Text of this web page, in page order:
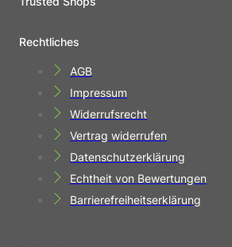
Rechtliches
AGB
Impressum
Widerrufsrecht
Vertrag widerrufen
Datenschutzerklärung
Echtheit von Bewertungen
Barrierefreiheitserklärung